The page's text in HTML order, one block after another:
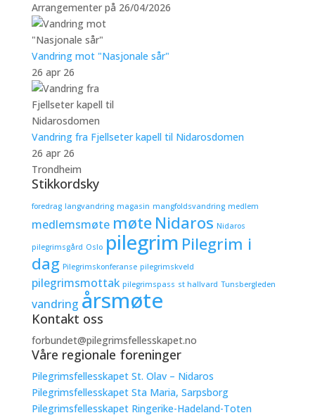
Arrangementer på 26/04/2026
Vandring mot "Nasjonale sår"
26 apr 26
Vandring fra Fjellseter kapell til Nidarosdomen
26 apr 26
Trondheim
Stikkordsky
foredrag langvandring magasin mangfoldsvandring medlem
medlemsmøte møte Nidaros Nidaros
pilegrimsgård Oslo pilegrim Pilegrim i
dag Pilegrimskonferanse pilegrimskveld
pilegrimsmottak pilegrimspass st hallvard Tunsbergleden
vandring årsmøte
Kontakt oss
forbundet@pilegrimsfellesskapet.no
Våre regionale foreninger
Pilegrimsfellesskapet St. Olav – Nidaros
Pilegrimsfellesskapet Sta Maria, Sarpsborg
Pilegrimsfellesskapet Ringerike-Hadeland-Toten